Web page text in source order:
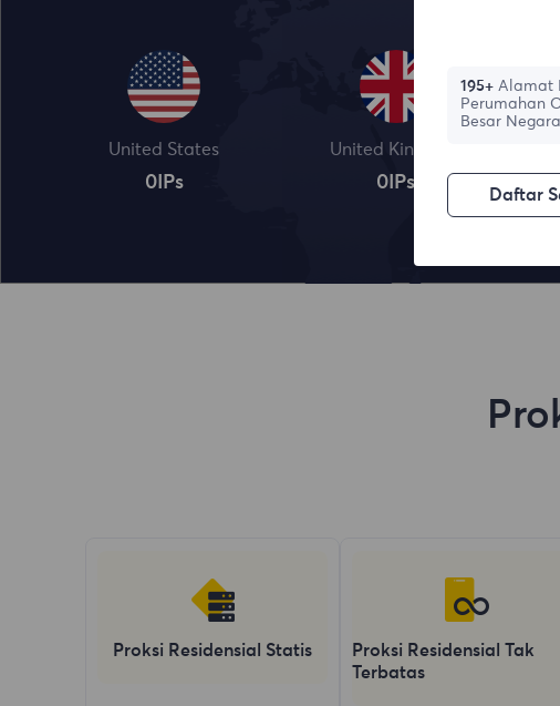
United States
0IPs
United Kingdom
0 IPs
Proksi Residensial Statis
Proksi Residensial Tak
Terbatas
195+ Alamat
Perumahan
Besar Negara
Daftar